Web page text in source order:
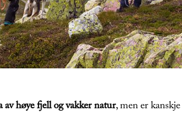
av høye fjell og vakker natur, men er kanskje